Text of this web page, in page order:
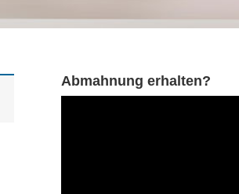
Abmahnung erhalten?